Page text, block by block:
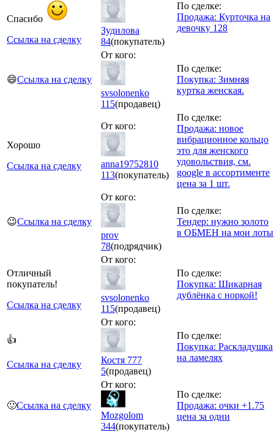
Спасибо
Ссылка на сделку
Зудилова
84(покупатель)
По сделке:
Продажа: Курточка на
девочку 128
😄Ссылка на сделку
От кого:
svsolonenko
115(продавец)
По сделке:
Покупка: Зимняя
куртка женская.
Хорошо
Ссылка на сделку
От кого:
anna19752810
113(покупатель)
По сделке:
Продажа: новое
вибрационное кольцо
это для женского
удовольствия, см.
google в ассортименте
цена за 1 шт.
😉Ссылка на сделку
От кого:
prov
78(подрядчик)
По сделке:
Тендер: нужно золото
в ОБМЕН на мои лоты
Отличный
покупатель!
Ссылка на сделку
От кого:
svsolonenko
115(продавец)
По сделке:
Покупка: Шикарная
дублёнка с норкой!
👍
Ссылка на сделку
От кого:
Костя 777
5(продавец)
По сделке:
Покупка: Раскладушка
на ламелях
🙂Ссылка на сделку
От кого:
Mozgolom
344(покупатель)
По сделке:
Продажа: очки +1.75
цена за одни